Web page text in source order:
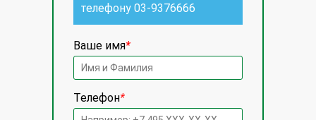
телефону 03-9376666
Ваше имя*
Телефон*